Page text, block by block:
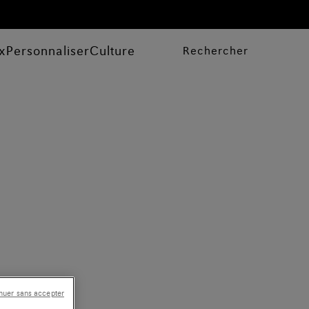
PersonnaliserCulture Rechercher
sans accepter